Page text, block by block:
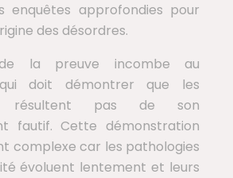
approfondies pour
des désordres.
la preuve incombe au
doit démontrer que les
résultent pas de son
fautif. Cette démonstration
complexe car les pathologies
évoluent lentement et leurs